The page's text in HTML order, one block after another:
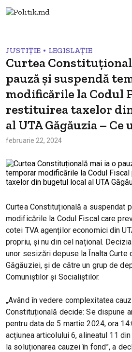
JUSTIȚIE • LEGISLAȚIE
Curtea
pauză și suspendă
modificările la Codul
restituirea taxelor
al UTA Găgăuzia – Ce
februarie 22, 2024
Curtea Constituțională a suspendat
modificările la Codul Fiscal care
cotei TVA agenților economici din
propriu, și nu din cel național.
unor sesizări depuse la Înalta Curte
Găgăuziei, și de către un grup de
Comuniștilor și Socialiștilor.
„Având în vedere complexitatea
Constituțională decide: Se dispune
pentru data de 5 martie 2024, ora
acțiunea articolului 6, alineatul 11 din
la soluționarea cauzei în fond”, a